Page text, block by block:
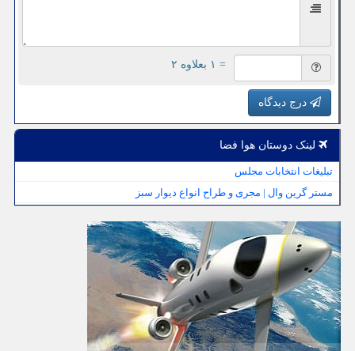
= ۱ بعلاوه ۲
درج دیدگاه
لینک دوستان هوا فضا
تبلیغات انتخابات مجلس
مستر گرین وال | مجری و طراح انواع دیوار سبز